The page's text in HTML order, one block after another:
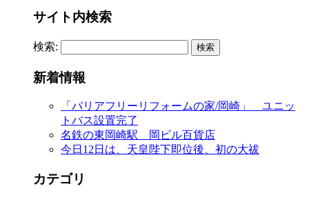
サイト内検索
検索:
新着情報
「バリアフリーリフォームの家/岡崎」 ユニッ
トバス設置完了
名鉄の東岡崎駅 岡ビル百貨店
今日12日は、天皇陛下即位後、初の大祓
カテゴリ